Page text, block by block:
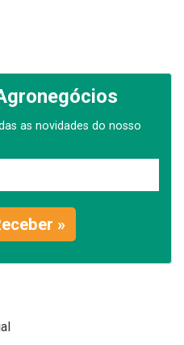
as novidades do nosso
»